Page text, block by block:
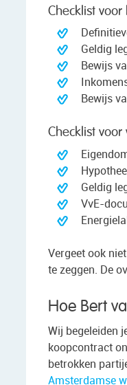
Checklist voor
Geldig
Bewijs
Bewijs
Checklist voor
Geldig
VvE-
Vergeet ook
te zeggen. De
Hoe Bert
Wij begeleiden
koopcontract
betrokken
Amsterdamse